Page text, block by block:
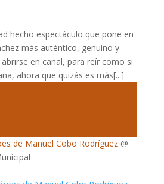
hecho espectáculo que pone en
más auténtico, genuino y
en canal, para reír como si
ahora que quizás es más[...]
de Manuel Cobo Rodríguez @